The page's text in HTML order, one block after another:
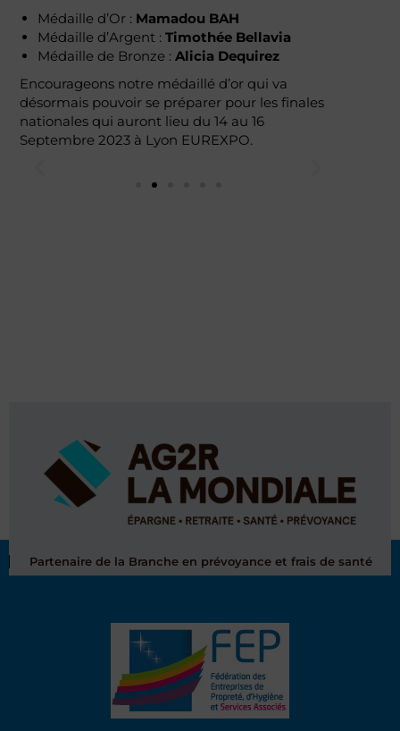
Médaille d’Or : Mamadou BAH
Médaille d’Argent :Timothée Bellavia
Médaille de Bronze :Alicia Dequirez
Encourageons notre médaillé d’or qui va
désormais pouvoir se préparer pour les finales
nationales qui auront lieu du 14 au 16
Septembre 2023 à Lyon EUREXPO.
Partenaire de la Branche en prévoyance et frais de santé